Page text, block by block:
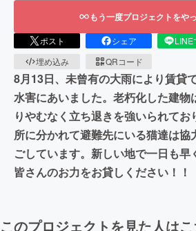
もう一度プロジェクトをや
ポスト シェア LINE
埋め込み
QRコード
8月13日、未曾有の大雨により賃貸
水害にあいました。老朽化した建物
りやむなく立ち退きを強いられてお
所に分かれて避難先にいる猫達は協
ごしています。新しい地で一日も早
皆さんのお力をお貸しください！！
このプロジェクトを見た人は